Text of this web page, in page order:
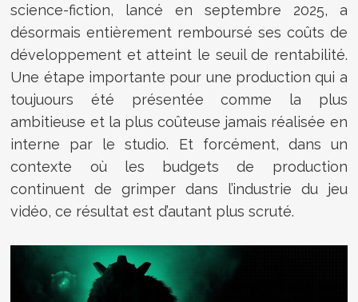
science-fiction, lancé en septembre 2025, a
désormais entièrement remboursé ses coûts de
développement et atteint le seuil de rentabilité.
Une étape importante pour une production qui a
toujuours été présentée comme la plus
ambitieuse et la plus coûteuse jamais réalisée en
interne par le studio. Et forcément, dans un
contexte où les budgets de production
continuent de grimper dans l’industrie du jeu
vidéo, ce résultat est d’autant plus scruté.